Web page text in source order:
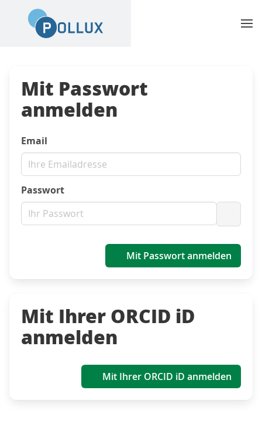
Mit Passwort
anmelden
Email
Passwort
Mit Passwort anmelden
Mit Ihrer ORCID iD
anmelden
Mit Ihrer ORCID iD anmelden